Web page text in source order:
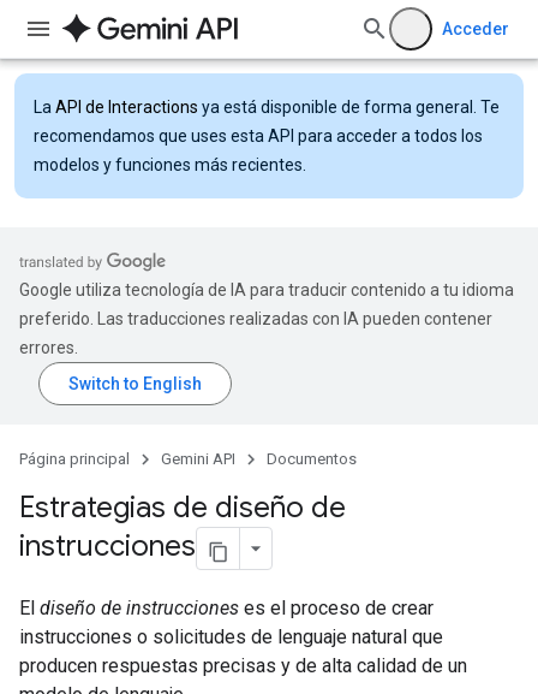
Acceder
La API de Interactions ya está disponible de forma general. Te
recomendamos que uses esta API para acceder a todos los
modelos y funciones más recientes.
Google utiliza tecnología de IA para traducir contenido a tu idioma
preferido. Las traducciones realizadas con IA pueden contener
errores.
Página principal Gemini API Documentos
Estrategias de diseño de
instrucciones
El diseño de instrucciones es el proceso de crear
instrucciones o solicitudes de lenguaje natural que
producen respuestas precisas y de alta calidad de un